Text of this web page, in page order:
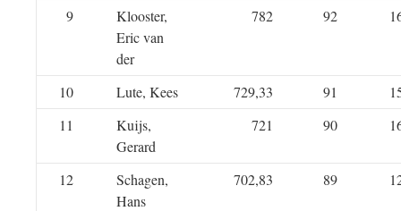
9
Klooster,
Eric van
der
782 92
10 Lute, Kees 729,33 91
11
Kuijs,
Gerard
721 90
12
Schagen,
Hans
702,83 89